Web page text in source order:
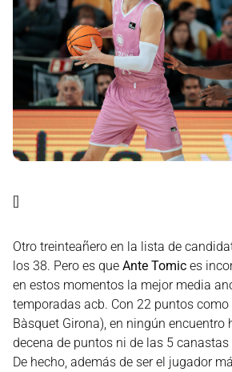
[]
Otro treinteañero en la lista de
los 38. Pero es que Ante Tomic es
en estos momentos la mejor media
temporadas acb. Con 22 puntos como
Bàsquet Girona), en ningún encuentro
decena de puntos ni de las 5
De hecho, además de ser el jugador